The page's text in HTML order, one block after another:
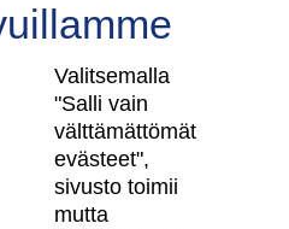
Valitsemalla
"Salli vain
välttämättömät
evästeet",
sivusto toimii
mutta